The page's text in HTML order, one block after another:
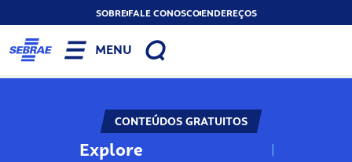
SOBREFALE CONOSCOENDEREÇOS
MENU
CONTEÚDOS GRATUITOS
Explore N